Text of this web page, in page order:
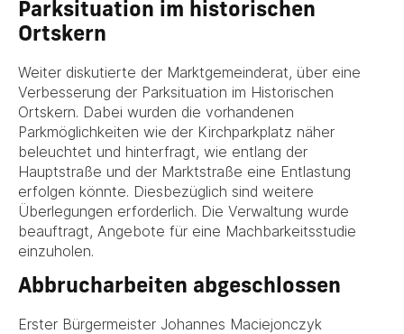
Parksituation im historischen
Ortskern
Weiter diskutierte der Marktgemeinderat, über eine
Verbesserung der Parksituation im Historischen
Ortskern. Dabei wurden die vorhandenen
Parkmöglichkeiten wie der Kirchparkplatz näher
beleuchtet und hinterfragt, wie entlang der
Hauptstraße und der Marktstraße eine Entlastung
erfolgen könnte. Diesbezüglich sind weitere
Überlegungen erforderlich. Die Verwaltung wurde
beauftragt, Angebote für eine Machbarkeitsstudie
einzuholen.
Abbrucharbeiten abgeschlossen
Erster Bürgermeister Johannes Maciejonczyk